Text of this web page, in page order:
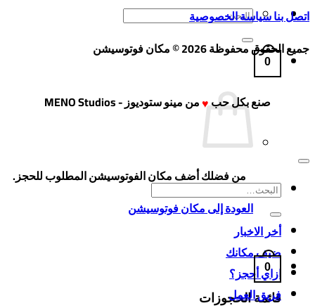
البحث
عن:
0
من فضلك أضف مكان الفوتوسيشن المطلوب للحجز.
العودة إلى مكان فوتوسيشن
0
قائمة الحجوزات
اتصل بناسياسة الخصوصية
جميع الحقوق محفوظة 2026 © مكان فوتوسيشن
صنع بكل حب♥منمينو ستوديوز - MENO Studios
البحث
عن:
أخر الاخبار
ضيف مكانك
ازاي أحجز؟
فريق العمل